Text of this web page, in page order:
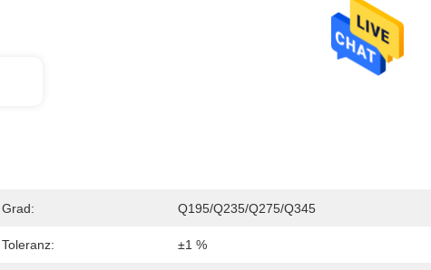
Grad: Q195/Q235/Q275/Q345
Toleranz: ±1 %